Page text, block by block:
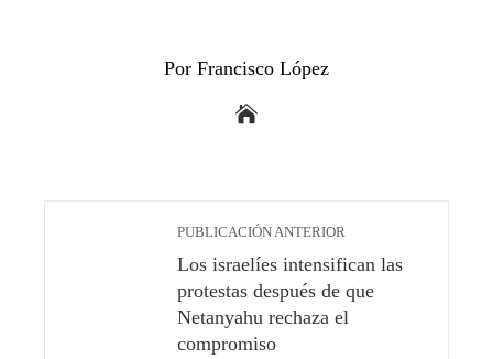
Por Francisco López
PUBLICACIÓN ANTERIOR
Los israelíes intensifican las
protestas después de que
Netanyahu rechaza el
compromiso